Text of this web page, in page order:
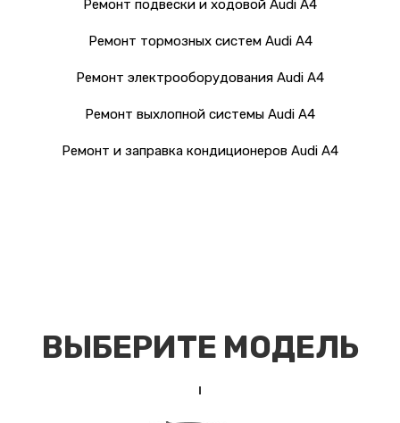
Ремонт подвески и ходовой Audi A4
Ремонт тормозных систем Audi A4
Ремонт электрооборудования Audi A4
Ремонт выхлопной системы Audi A4
Ремонт и заправка кондиционеров Audi A4
ВЫБЕРИТЕ МОДЕЛЬ